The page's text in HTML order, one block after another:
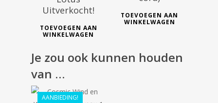
Uitverkocht!
TOEVOEGEN AAN
WINKELWAGEN
TOEVOEGEN AAN
WINKELWAGEN
Je zou ook kunnen houden
van …
AANBIEDING!
168.10